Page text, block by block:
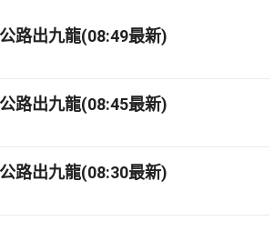
路出九龍(08:49最新)
路出九龍(08:45最新)
路出九龍(08:30最新)